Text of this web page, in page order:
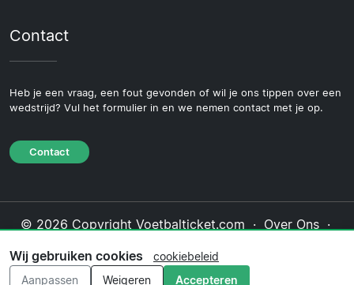
Contact
Heb je een vraag, een fout gevonden of wil je ons tippen over een
wedstrijd? Vul het formulier in en we nemen contact met je op.
Contact
© 2026 Copyright Voetbalticket.com · Over Ons·
Redactioneel beleid
Wij gebruiken cookies
cookiebeleid
Aanpassen
Weigeren Accepteren